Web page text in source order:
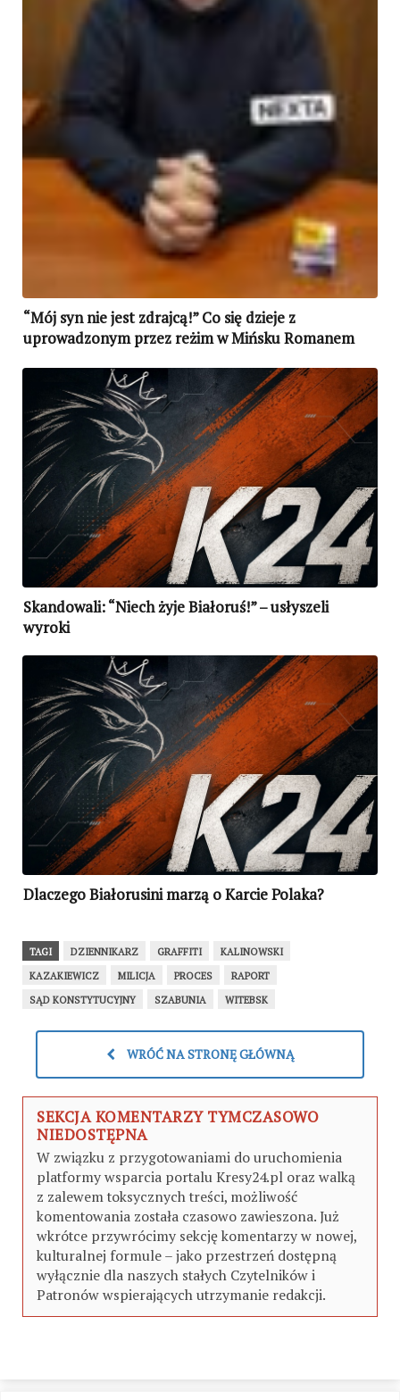
“Mój syn nie jest zdrajcą!” Co się dzieje z
uprowadzonym przez reżim w Mińsku Romanem
Skandowali: “Niech żyje Białoruś!” – usłyszeli
wyroki
Dlaczego Białorusini marzą o Karcie Polaka?
TAGI DZIENNIKARZ GRAFFITI
KALINOWSKI
KAZAKIEWICZ
MILICJA PROCES
RAPORT
SĄD KONSTYTUCYJNY
SZABUNIA WITEBSK
WRÓĆ NA STRONĘ GŁÓWNĄ
SEKCJA KOMENTARZY TYMCZASOWO
NIEDOSTĘPNA
W związku z przygotowaniami do uruchomienia
platformy wsparcia portalu Kresy24.pl oraz walką
z zalewem toksycznych treści, możliwość
komentowania została czasowo zawieszona. Już
wkrótce przywrócimy sekcję komentarzy w nowej,
kulturalnej formule – jako przestrzeń dostępną
wyłącznie dla naszych stałych Czytelników i
Patronów wspierających utrzymanie redakcji.